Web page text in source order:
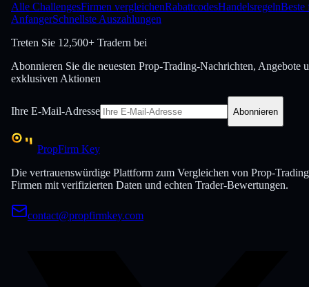
Alle ChallengesFirmen vergleichenRabattcodesHandelsregelnBeste
AnfangerSchnellste Auszahlungen
Treten Sie 12,500+ Tradern bei
Abonnieren Sie die neuesten Prop-Trading-Nachrichten, Angebote
exklusiven Aktionen
Ihre E-Mail-Adresse Abonnieren
PropFirm Key
Die vertrauenswürdige Plattform zum Vergleichen von Prop-
Firmen mit verifizierten Daten und echten Trader-Bewertungen.
contact@propfirmkey.com